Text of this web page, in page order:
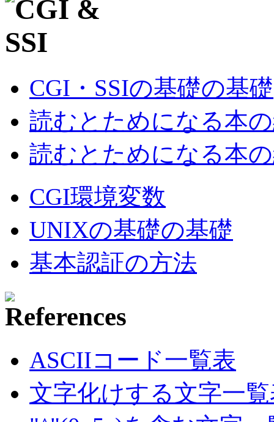
CGI・SSIの基礎の基礎
読むとためになる本
読むとためになる本
CGI環境変数
UNIXの基礎の基礎
基本認証の方法
ASCIIコード一覧表
文字化けする文字一